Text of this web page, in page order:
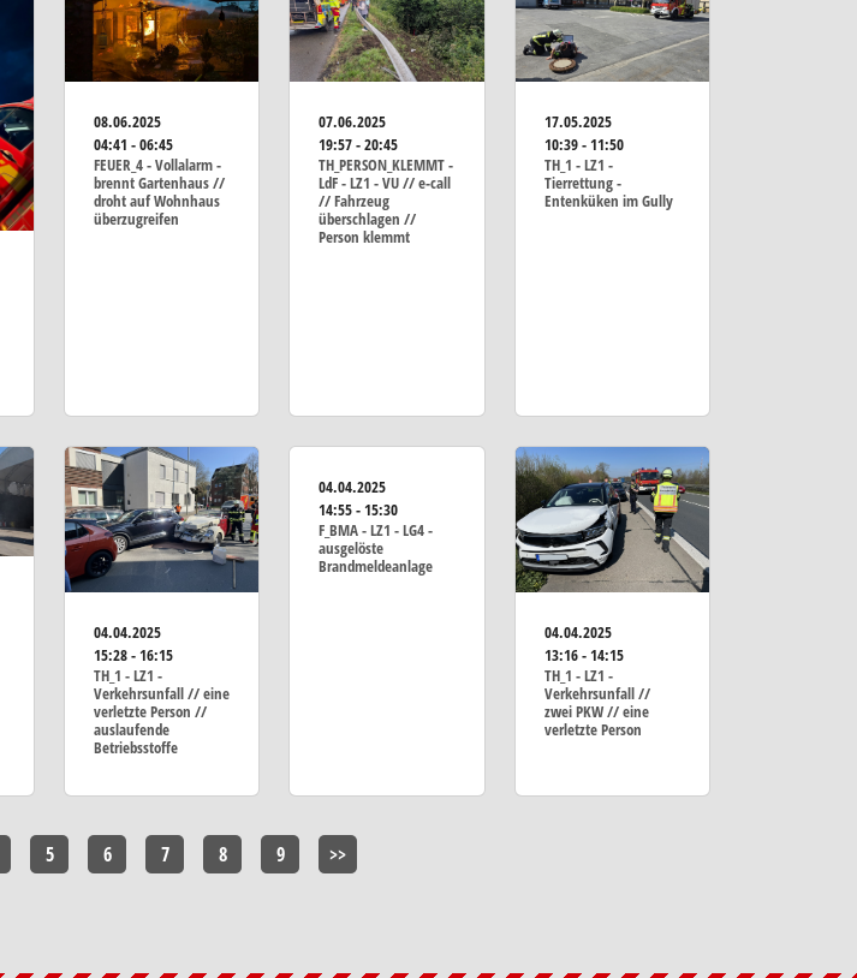
08.06.2025
04:41 - 06:45
FEUER_4 - Vollalarm -
brennt Gartenhaus //
droht auf Wohnhaus
überzugreifen
07.06.2025
19:57 - 20:45
TH_PERSON_KLEMMT -
LdF - LZ1 - VU // e-call
// Fahrzeug
überschlagen //
Person klemmt
17.05.2025
10:39 - 11:50
TH_1 - LZ1 -
Tierrettung -
Entenküken im Gully
04.04.2025
15:28 - 16:15
TH_1 - LZ1 -
Verkehrsunfall // eine
verletzte Person //
auslaufende
Betriebsstoffe
04.04.2025
14:55 - 15:30
F_BMA - LZ1 - LG4 -
ausgelöste
Brandmeldeanlage
04.04.2025
13:16 - 14:15
TH_1 - LZ1 -
Verkehrsunfall //
zwei PKW // eine
verletzte Person
5 6 7 8 9 >>